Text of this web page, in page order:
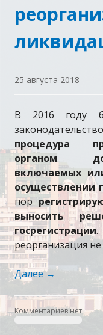
25 августа 2018
В 2016 году
процедура
органом
включаемых
осуществлении
пор
выносить
госрегистрации.
реорганизация
Далее→
Комментариев нет